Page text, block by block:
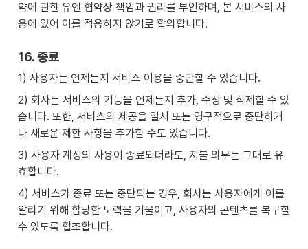
약에 관한 유엔 협약상 책임과 권리를 부인하며, 본 서비스의 사
용에 있어 이를 적용하지 않기로 합의합니다.
16. 종료
1) 사용자는 언제든지 서비스 이용을 중단할 수 있습니다.
2) 회사는 서비스의 기능을 언제든지 추가, 수정 및 삭제할 수 있
습니다. 또한, 서비스의 제공을 일시 또는 영구적으로 중단하거
나 새로운 제한 사항을 추가할 수도 있습니다.
3) 사용자 계정의 사용이 종료되더라도, 지불 의무는 그대로 유
효합니다.
4) 서비스가 종료 또는 중단되는 경우, 회사는 사용자에게 이를
알리기 위해 합당한 노력을 기울이고, 사용자의 콘텐츠를 복구할
수 있도록 협조합니다.